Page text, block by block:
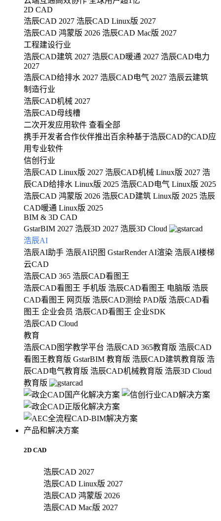
2D CAD
浩辰CAD 2027 浩辰CAD Linux版 2027
浩辰CAD 鸿蒙版 2026 浩辰CAD Mac版 2027
工程建设行业
浩辰CAD建筑 2027 浩辰CAD暖通 2027 浩辰CAD电力
2027
浩辰CAD给排水 2027 浩辰CAD电气 2027 浩辰云建筑
制造行业
浩辰CAD机械 2027
浩辰CAD母线槽
二次开发应用软件 查看全部
携手开发者合作伙伴推出百余种基于浩辰CAD的CAD应
用专业软件
信创行业
浩辰CAD Linux版 2027 浩辰CAD机械 Linux版 2027 浩
辰CAD给排水 Linux版 2025 浩辰CAD电气 Linux版 2025
浩辰CAD 鸿蒙版 2026 浩辰CAD建筑 Linux版 2025 浩辰
CAD暖通 Linux版 2025
BIM & 3D CAD
GstarBIM 2027 浩辰3D 2027 浩辰3D Cloud
浩辰AI
浩辰AI助手 浩辰AI识图 GstarRender AI渲染 浩辰AI楼梯
云CAD
浩辰CAD 365 浩辰CAD看图王
浩辰CAD看图王 手机版 浩辰CAD看图王 电脑版 浩辰
CAD看图王 网页版 浩辰CAD测绘 PAD版 浩辰CAD看
图王 企业会员 浩辰CAD看图王 企业SDK
浩辰CAD Cloud
教育
浩辰CAD图学教学平台 浩辰CAD 365教育版 浩辰CAD
看图王教育版 GstarBIM 教育版 浩辰CAD建筑教育版 浩
辰CAD电气教育版 浩辰CAD机械教育版 浩辰3D Cloud
教育版
产品和解决方案
2D CAD
浩辰CAD 2027
浩辰CAD Linux版 2027
浩辰CAD 鸿蒙版 2026
浩辰CAD Mac版 2027